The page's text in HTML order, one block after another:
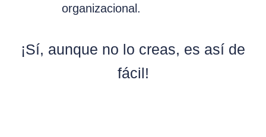
organizacional.
¡Sí, aunque no lo creas, es así de
fácil!